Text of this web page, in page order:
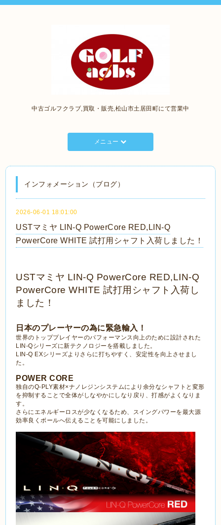
中古ゴルフクラブ,買取・販売,松山市土居田町にて営業中
メニュー
インフォメーション（ブログ）
2026-06-01 18:01:00
USTマミヤ LIN-Q PowerCore RED,LIN-Q
PowerCore WHITE 試打用シャフト入荷しました！
USTマミヤ LIN-Q PowerCore RED,LIN-Q
PowerCore WHITE 試打用シャフト入荷し
ました！
日本のプレーヤーの為に緊急輸入！
世界のトッププレイヤーのパフォーマンス向上のために設計された
LIN-Qシリーズに新テクノロジーを搭載しました。
LIN-Q EXシリーズよりさらに打ちやすく、安定性を向上させまし
た。
POWER CORE
独自のQ-PLY素材×ナノレジンシステムにより余分なシャフトと変形
を抑制することで全体がしなやかにしなり戻り、打感がよくなりま
す。
さらにエネルギーロスが少なくなるため、スイングパワーを最大源
効率良くボールへ伝えることを可能にしました。